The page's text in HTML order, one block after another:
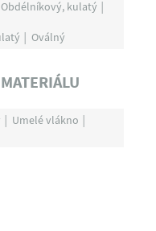
Obdélníkový, kulatý
Oválný
Umelé vlákno